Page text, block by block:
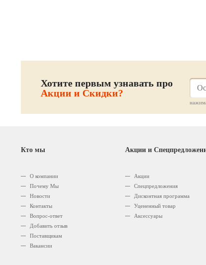
Хотите первым узнавать про
Акции и Скидки?
Кто мы
О компании
Почему Мы
Новости
Контакты
Вопрос-ответ
Добавить отзыв
Поставщикам
Вакансии
Акции и
Акции
Спецпредложения
Дисконтная программа
Уцененный товар
Аксессуары